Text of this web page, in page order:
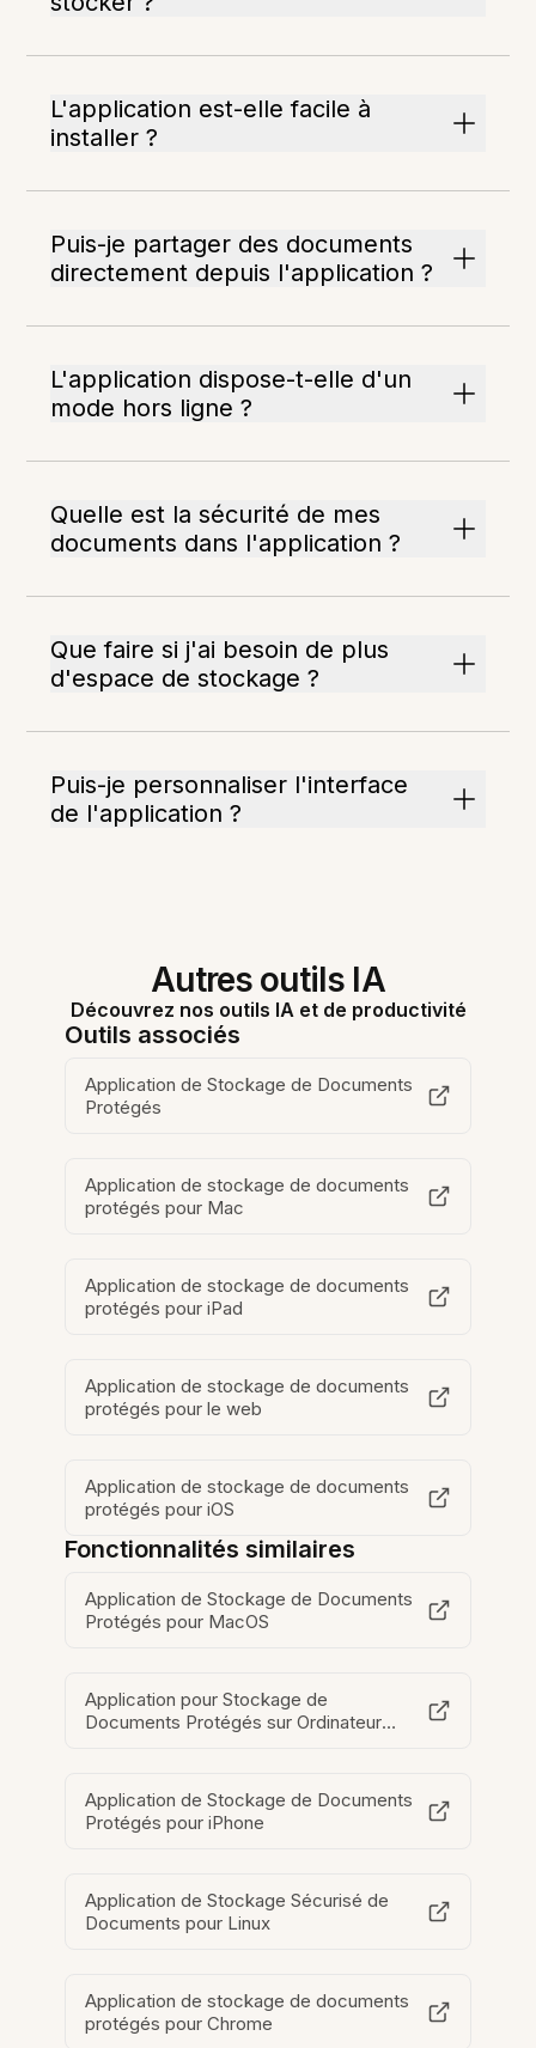
L'application est-elle facile à
installer ?
Puis-je partager des documents
directement depuis l'application ?
L'application dispose-t-elle d'un
mode hors ligne ?
Quelle est la sécurité de mes
documents dans l'application ?
Que faire si j'ai besoin de plus
d'espace de stockage ?
Puis-je personnaliser l'interface
de l'application ?
Autres outils IA
Découvrez nos outils IA et de productivité
Outils associés
Application de Stockage de Documents
Protégés
Application de stockage de documents
protégés pour Mac
Application de stockage de documents
protégés pour iPad
Application de stockage de documents
protégés pour le web
Application de stockage de documents
protégés pour iOS
Fonctionnalités similaires
Application de Stockage de Documents
Protégés pour MacOS
Application pour Stockage de
Documents Protégés sur Ordinateur
Application de Stockage de Documents
Protégés pour iPhone
Application de Stockage Sécurisé de
Documents pour Linux
Application de stockage de documents
protégés pour Chrome